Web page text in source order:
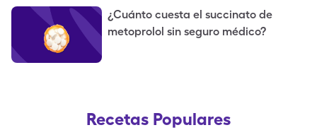
¿Cuánto cuesta el succinato de
metoprolol sin seguro médico?
Recetas Populares